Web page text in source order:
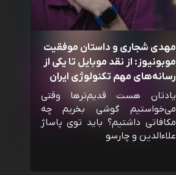
مهدی شجاری و داستان موفقیت
موبونیوز: از نقد موبایل تا یکی از
رسانه‌‌های مهم تکنولوژی ایران
یادتان هست قدیم‌ترها وقتی
می‌خواستیم گوشی بخریم چه
مکافاتی داشتیم؟ باید توی پاساژ
علاءالدین و چارسو